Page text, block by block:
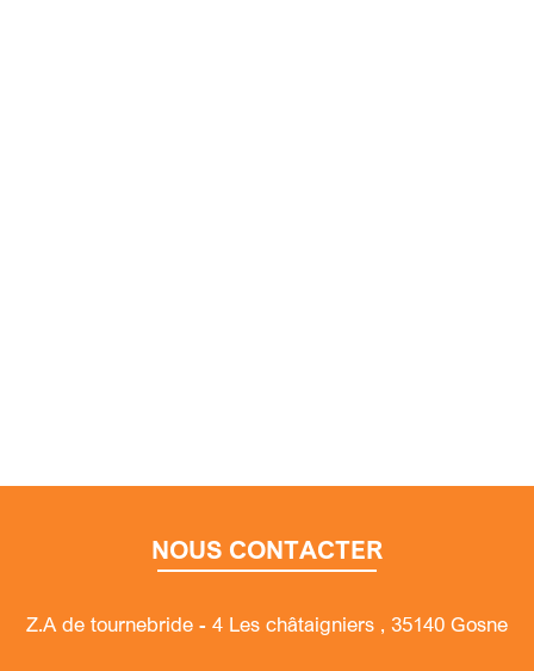
NOUS CONTACTER
Z.A de tournebride - 4 Les châtaigniers , 35140 Gosne